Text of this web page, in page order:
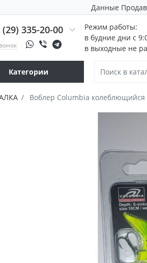
Данные
(29) 335-20-00
Режим работы:
в будние дни с
в выходные не
Категории
Воблер Columbia колеблющийся